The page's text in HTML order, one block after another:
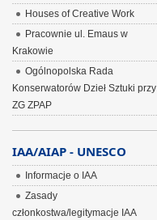
Houses of Creative Work
Pracownie ul. Emaus w
Krakowie
Ogólnopolska Rada
Konserwatorów Dzieł Sztuki przy
ZG ZPAP
IAA/AIAP - UNESCO
Informacje o IAA
Zasady
członkostwa/legitymacje IAA